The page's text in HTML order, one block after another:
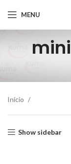
MENU
Início
Show sidebar